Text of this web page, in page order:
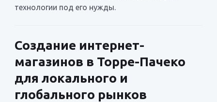
технологии под его нужды.
Создание интернет-
магазинов в Торре-Пачеко
для локального и
глобального рынков